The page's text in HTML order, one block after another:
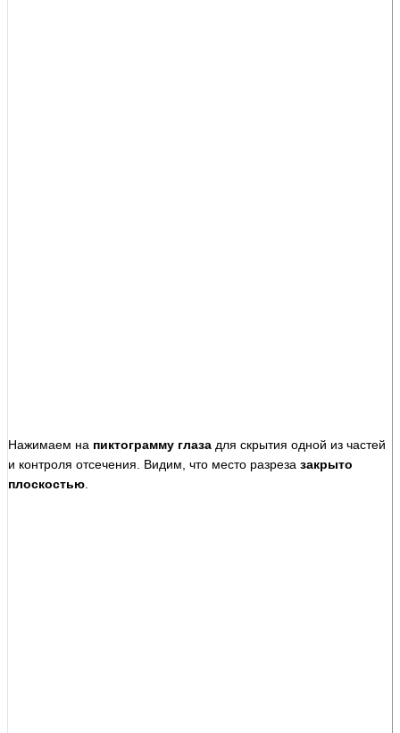
Нажимаем на пиктограмму глаза для скрытия одной из частей
и контроля отсечения. Видим, что место разреза закрыто
плоскостью.